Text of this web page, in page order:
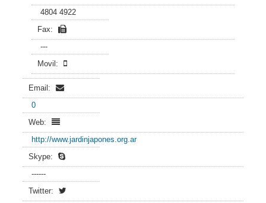
4804 4922
Fax:
---
Movil:
Email:
0
Web:
http://www.jardinjapones.org.ar
Skype:
------
Twitter: